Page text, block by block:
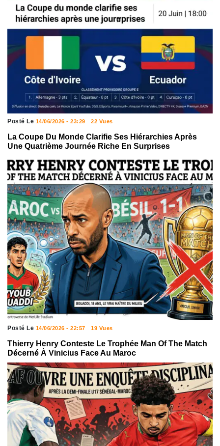
Posté Le 14/06/2026 - 23:29 22 Vues
La Coupe Du Monde Clarifie Ses Hiérarchies Après
Une Quatrième Journée Riche En Surprises
Posté Le 14/06/2026 - 22:57 19 Vues
Thierry Henry Conteste Le Trophée Man Of The Match
Décerné À Vinicius Face Au Maroc